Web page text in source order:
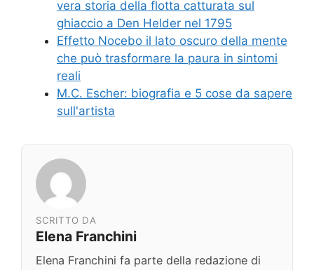
vera storia della flotta catturata sul
ghiaccio a Den Helder nel 1795
Effetto Nocebo il lato oscuro della mente
che può trasformare la paura in sintomi
reali
M.C. Escher: biografia e 5 cose da sapere
sull'artista
SCRITTO DA
Elena Franchini
Elena Franchini fa parte della redazione di